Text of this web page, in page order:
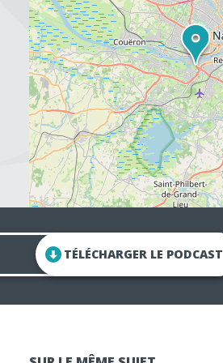
TÉLÉCHARGER LE PODCAST